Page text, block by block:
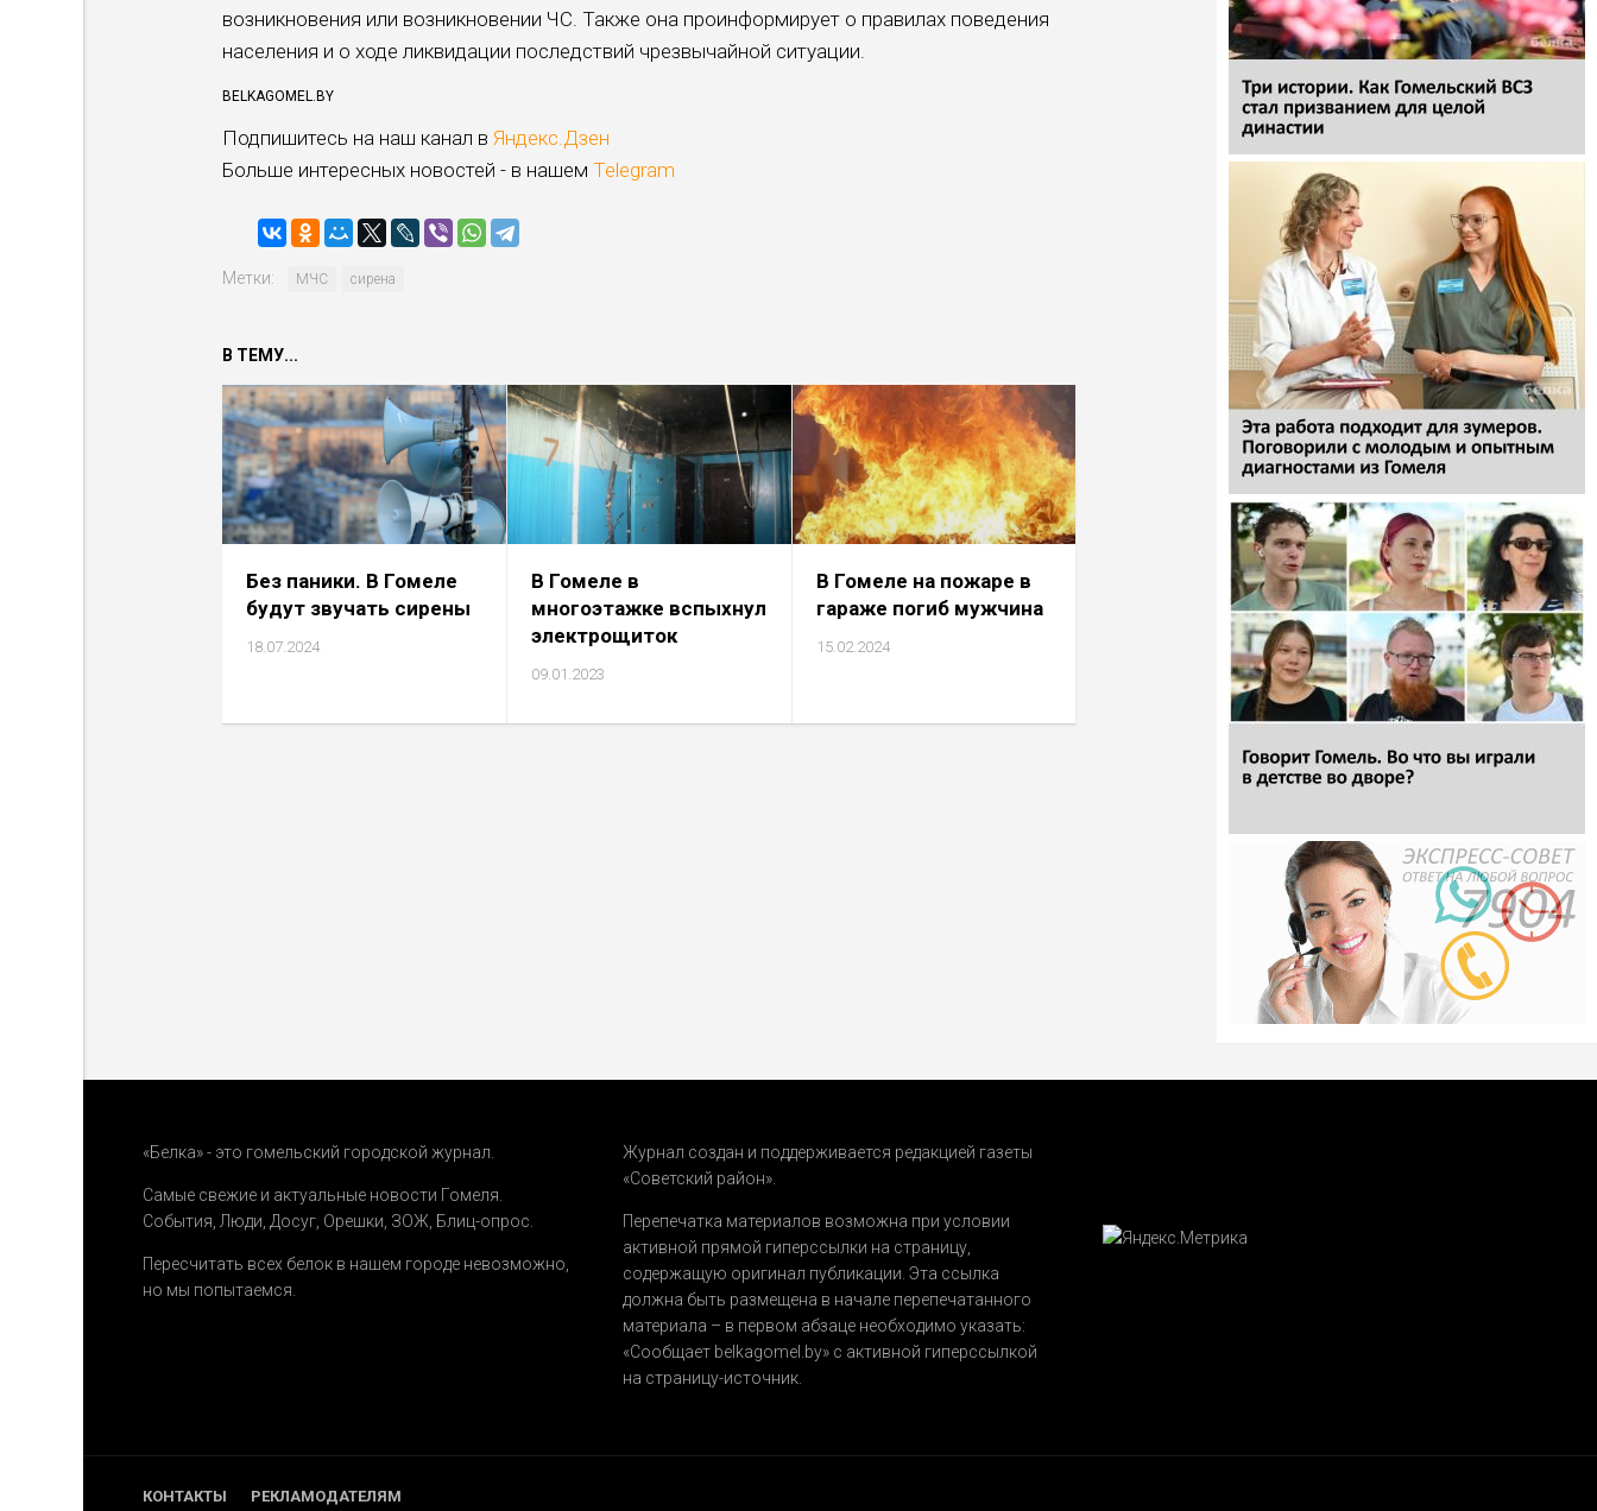
возникновения или возникновении ЧС. Также она проинформирует о правилах поведения
населения и о ходе ликвидации последствий чрезвычайной ситуации.
BELKAGOMEL.BY
Подпишитесь на наш канал в Яндекс.Дзен
Больше интересных новостей - в нашем Telegram
Метки: МЧС сирена
В ТЕМУ...
Без паники. В Гомеле
будут звучать сирены
18.07.2024
В Гомеле в
многоэтажке вспыхнул
электрощиток
09.01.2023
В Гомеле на пожаре в
гараже погиб мужчина
15.02.2024
«Белка» - это гомельский городской журнал.
Самые свежие и актуальные новости Гомеля.
События Люди Досуг Орешки ЗОЖ Блиц-опрос
Пересчитать всех белок в нашем городе невозможно,
но мы попытаемся.
Журнал создан и поддерживается редакцией газеты
«Советский район».
Перепечатка материалов возможна при условии
активной прямой гиперссылки на страницу,
содержащую оригинал публикации. Эта ссылка
должна быть размещена в начале перепечатанного
материала – в первом абзаце необходимо указать:
«Сообщает belkagomel.by»с активной гиперссылкой
на страницу-источник.
КОНТАКТЫ РЕКЛАМОДАТЕЛЯМ